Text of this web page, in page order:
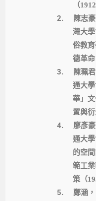
（
2.
陳志
灣大
俗教
德革命
3.
陳珮
通大
華」
置與
4.
廖彥
通大
的空
範工
策（
5.
鄭涵